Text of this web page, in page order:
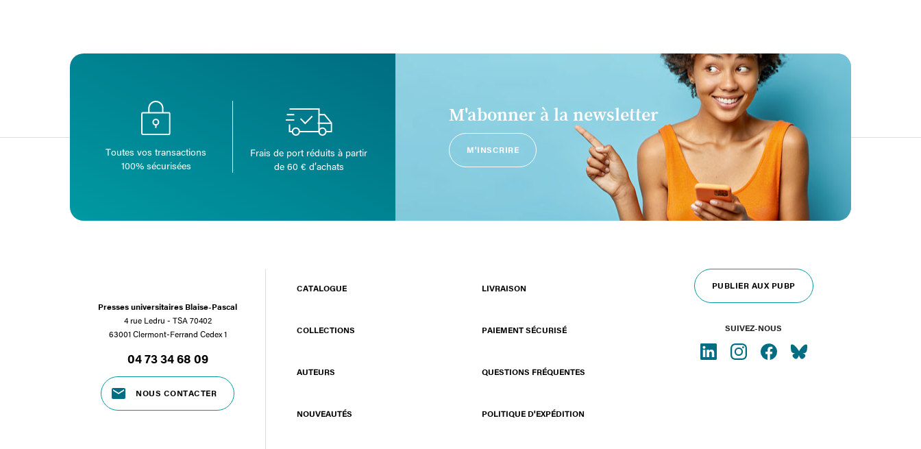
Toutes vos transactions
100% sécurisées
Frais de port réduits à partir
de 60 € d’achats
M'abonner à la newsletter
M'INSCRIRE
Presses universitaires Blaise-Pascal
4 rue Ledru - TSA 70402
63001 Clermont-Ferrand Cedex 1
04 73 34 68 09
NOUS CONTACTER
CATALOGUE
COLLECTIONS
AUTEURS
NOUVEAUTÉS
LIVRAISON
PAIEMENT SÉCURISÉ
QUESTIONS FRÉQUENTES
POLITIQUE D'EXPÉDITION
PUBLIER AUX PUBP
SUIVEZ-NOUS